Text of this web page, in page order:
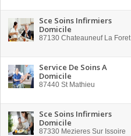
Sce Soins Infirmiers
Domicile
87130 Chateauneuf La Foret
Service De Soins A
Domicile
87440 St Mathieu
Sce Soins Infirmiers
Domicile
87330 Mezieres Sur Issoire